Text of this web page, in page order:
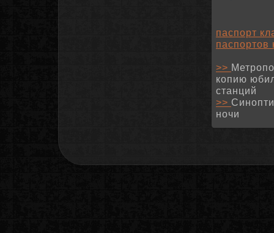
паспорт
паспортов
>>
копию
станций
>>
ночи